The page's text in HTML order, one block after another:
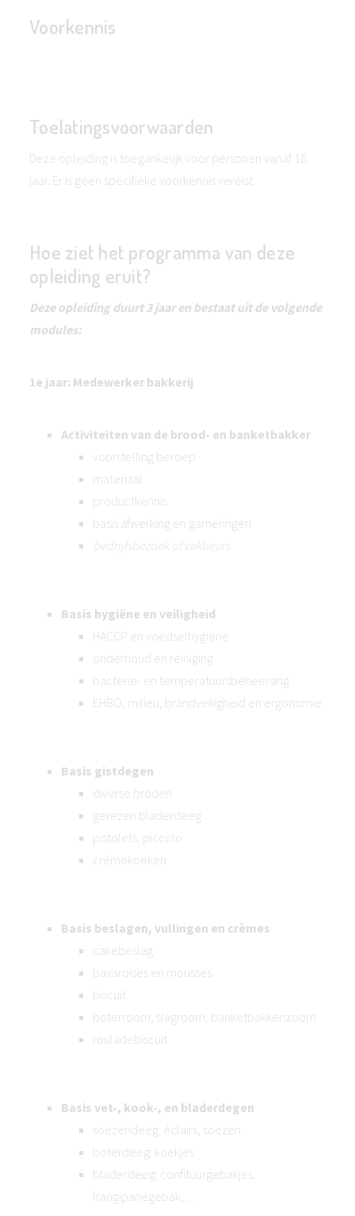
Voorkennis
Toelatingsvoorwaarden
Deze opleiding is toegankelijk voor personen vanaf 18
jaar. Er is geen specifieke voorkennis vereist.
Hoe ziet het programma van deze
opleiding eruit?
Deze opleiding duurt 3 jaar en bestaat uit de volgende
modules:
1e jaar: Medewerker bakkerij
Activiteiten van de brood- en banketbakker
voorstelling beroep
materiaal
productkennis
basis afwerking en garneringen
bedrijfsbezoek of vakbeurs
Basis hygiëne en veiligheid
HACCP en voedselhygiëne
onderhoud en reiniging
bacterie- en temperatuursbeheersing
EHBO, milieu, brandveiligheid en ergonomie
Basis gistdegen
diverse broden
gerezen bladerdeeg
pistolets, piccolo
crèmekoeken
Basis beslagen, vullingen en crèmes
cakebeslag
bavaroises en mousses
biscuit
boterroom, slagroom, banketbakkersroom
rouladebiscuit
Basis vet-, kook-, en bladerdegen
soezendeeg: éclairs, soezen
boterdeeg: koekjes
bladerdeeg: confituurgebakjes,
frangipanegebak, ...